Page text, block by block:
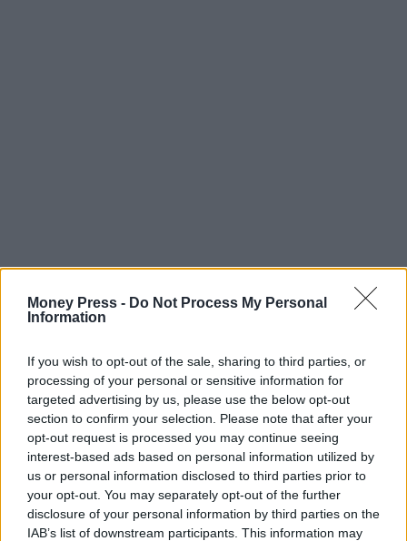
Money Press - Do Not Process My Personal
Information
If you wish to opt-out of the sale, sharing to third parties, or
processing of your personal or sensitive information for
targeted advertising by us, please use the below opt-out
section to confirm your selection. Please note that after your
opt-out request is processed you may continue seeing
interest-based ads based on personal information utilized by
us or personal information disclosed to third parties prior to
your opt-out. You may separately opt-out of the further
disclosure of your personal information by third parties on the
IAB’s list of downstream participants. This information may